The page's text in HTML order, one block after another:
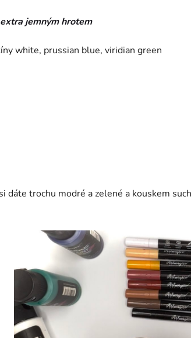
jemným hrotem
white, prussian blue, viridian green
dáte trochu modré a zelené a kouskem